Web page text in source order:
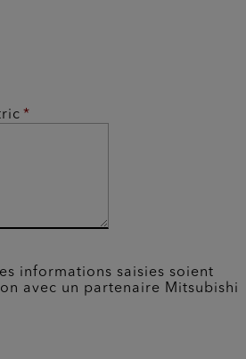
informations saisies soient
avec un partenaire Mitsubishi